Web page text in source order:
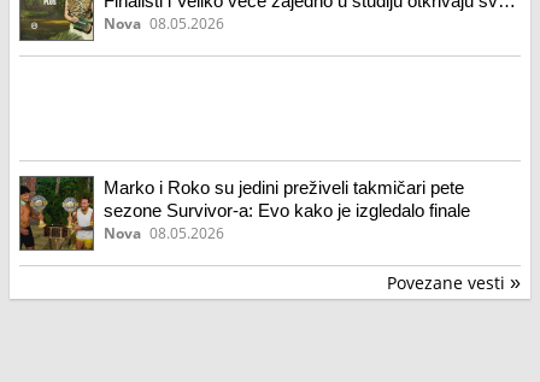
o dešavanjima na ostrvu
Nova 08.05.2026
Marko i Roko su jedini preživeli takmičari pete
sezone Survivor-a: Evo kako je izgledalo finale
Nova 08.05.2026
Povezane vesti »